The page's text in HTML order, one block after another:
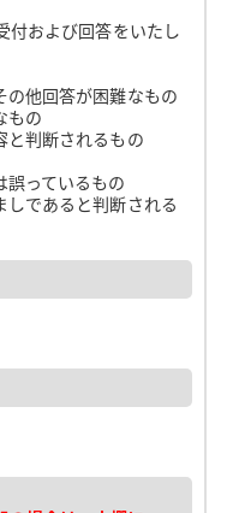
付および回答をいたし
の他回答が困難なもの
もの
と判断されるもの
誤っているもの
しであると判断される